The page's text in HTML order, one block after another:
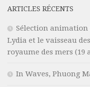
ARTICLES RÉCENTS
Sélection animation
Lydia et le vaisseau
royaume des mers (19
In Waves, Phuong